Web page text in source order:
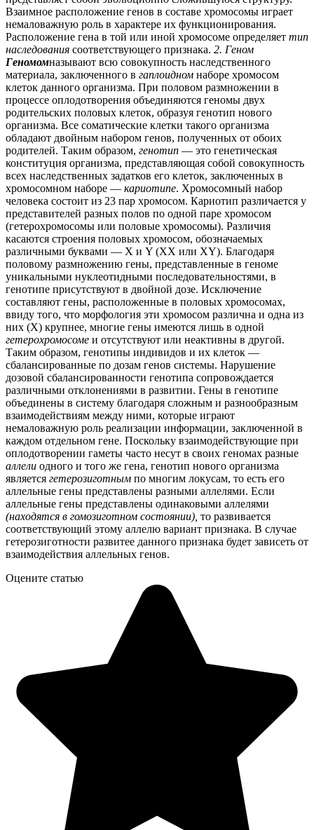
Взаимное расположение генов в составе хромосомы играет
немаловажную роль в характере их функционирования.
Расположение гена в той или иной хромосоме определяет тип
наследования соответствующего признака. 2. Геном
Геномомназывают всю совокупность наследственного
материала, заключенного в гаплоидном наборе хромосом
клеток данного организма. При половом размножении в
процессе оплодотворения объединяются геномы двух
родительских половых клеток, образуя генотип нового
организма. Все соматические клетки такого организма
обладают двойным набором генов, полученных от обоих
родителей. Таким образом, генотип — это генетическая
конституция организма, представляющая собой совокупность
всех наследственных задатков его клеток, заключенных в
хромосомном наборе — кариотипе. Хромосомный набор
человека состоит из 23 пар хромосом. Кариотип различается у
представителей разных полов по одной паре хромосом
(гетерохромосомы или половые хромосомы). Различия
касаются строения половых хромосом, обозначаемых
различными буквами — X и Y (XX или XY). Благодаря
половому размножению гены, представленные в геноме
уникальными нуклеотидными последовательностями, в
генотипе присутствуют в двойной дозе. Исключение
составляют гены, расположенные в половых хромосомах,
ввиду того, что морфология эти хромосом различна и одна из
них (X) крупнее, многие гены имеются лишь в одной
гетерохромосоме и отсутствуют или неактивны в другой.
Таким образом, генотипы индивидов и их клеток —
сбалансированные по дозам генов системы. Нарушение
дозовой сбалансированности генотипа сопровождается
различными отклонениями в развитии. Гены в генотипе
объединены в систему благодаря сложным и разнообразным
взаимодействиям между ними, которые играют
немаловажную роль реализации информации, заключенной в
каждом отдельном гене. Поскольку взаимодействующие при
оплодотворении гаметы часто несут в своих геномах разные
аллели одного и того же гена, генотип нового организма
является гетерозиготным по многим локусам, то есть его
аллельные гены представлены разными аллелями. Если
аллельные гены представлены одинаковыми аллелями
(находятся в гомозиготном состоянии), то развивается
соответствующий этому аллелю вариант признака. В случае
гетерозиготности развитее данного признака будет зависеть от
взаимодействия аллельных генов.
Оцените статью